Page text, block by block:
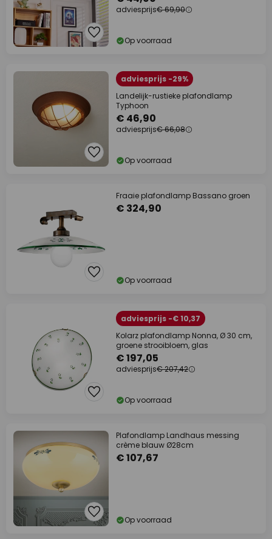
adviesprijs€ 69,90
Op voorraad
adviesprijs -29%
Landelijk-rustieke plafondlamp
Typhoon
€ 46,90
adviesprijs€ 66,08
Op voorraad
Fraaie plafondlamp Bassano groen
€ 324,90
Op voorraad
adviesprijs -€ 10,37
Kolarz plafondlamp Nonna, Ø 30 cm,
groene strooibloem, glas
€ 197,05
adviesprijs€ 207,42
Op voorraad
Plafondlamp Landhaus messing
crème blauw Ø28cm
€ 107,67
Op voorraad